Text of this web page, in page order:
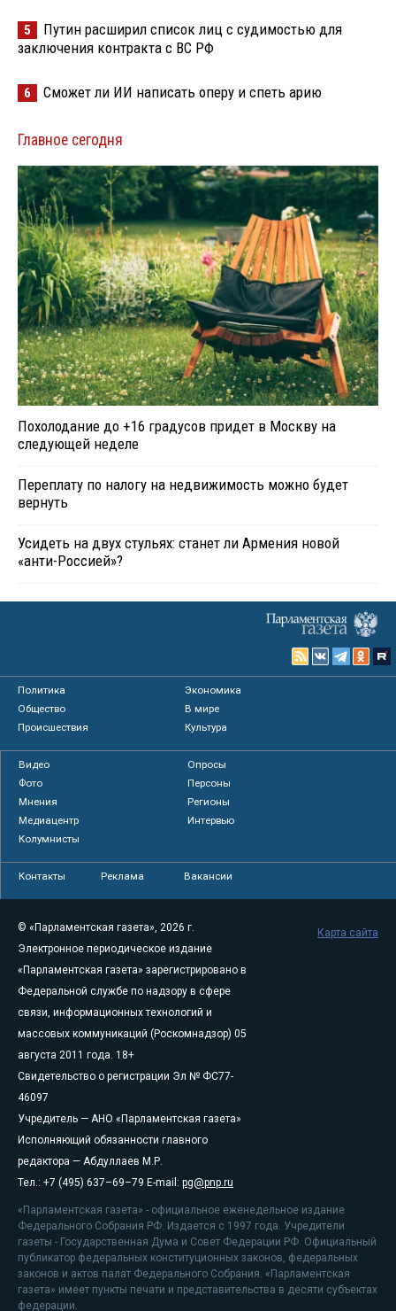
5
Путин расширил список лиц с судимостью для
заключения контракта с ВС РФ
6 Сможет ли ИИ написать оперу и спеть арию
Главное сегодня
Похолодание до +16 градусов придет в Москву на
следующей неделе
Переплату по налогу на недвижимость можно будет
вернуть
Усидеть на двух стульях: станет ли Армения новой
«анти-Россией»?
Политика
Экономика
Общество
В мире
Происшествия
Культура
Видео
Опросы
Фото
Персоны
Мнения
Регионы
Медиацентр
Интервью
Колумнисты
Контакты Реклама Вакансии
© «Парламентская газета», 2026 г.
Электронное периодическое издание
«Парламентская газета» зарегистрировано в
Федеральной службе по надзору в сфере
связи, информационных технологий и
массовых коммуникаций (Роскомнадзор) 05
августа 2011 года. 18+
Свидетельство о регистрации Эл № ФС77-
46097
Учредитель — АНО «Парламентская газета»
Исполняющий обязанности главного
редактора — Абдуллаев М.Р.
Тел.: +7 (495) 637–69–79 E-mail: pg@pnp.ru
«Парламентская газета» - официальное еженедельное издание
Федерального Собрания РФ. Издается с 1997 года. Учредители
газеты - Государственная Дума и Совет Федерации РФ. Официальный
публикатор федеральных конституционных законов, федеральных
законов и актов палат Федерального Собрания. «Парламентская
газета» имеет пункты печати и представительства в десяти субъектах
федерации.
Карта сайта